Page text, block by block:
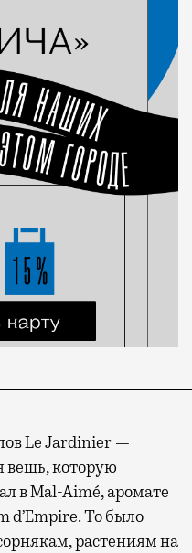
Le Jardinier —
вещь, которую
в Mal-Aimé, аромате
d’Empire. То было
растениям на